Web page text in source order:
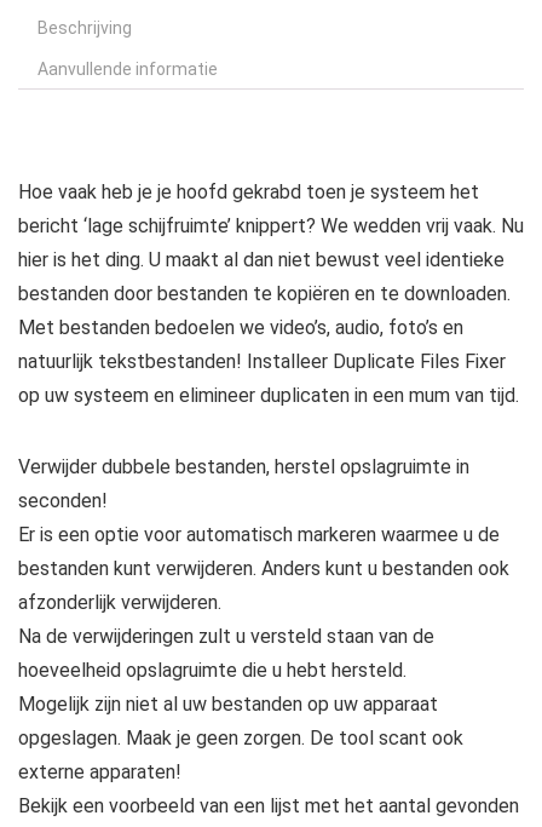
Beschrijving
Aanvullende informatie
Hoe vaak heb je je hoofd gekrabd toen je systeem het
bericht ‘lage schijfruimte’ knippert? We wedden vrij vaak. Nu
hier is het ding. U maakt al dan niet bewust veel identieke
bestanden door bestanden te kopiëren en te downloaden.
Met bestanden bedoelen we video’s, audio, foto’s en
natuurlijk tekstbestanden! Installeer Duplicate Files Fixer
op uw systeem en elimineer duplicaten in een mum van tijd.
Verwijder dubbele bestanden, herstel opslagruimte in
seconden!
Er is een optie voor automatisch markeren waarmee u de
bestanden kunt verwijderen. Anders kunt u bestanden ook
afzonderlijk verwijderen.
Na de verwijderingen zult u versteld staan ​​van de
hoeveelheid opslagruimte die u hebt hersteld.
Mogelijk zijn niet al uw bestanden op uw apparaat
opgeslagen. Maak je geen zorgen. De tool scant ook
externe apparaten!
Bekijk een voorbeeld van een lijst met het aantal gevonden